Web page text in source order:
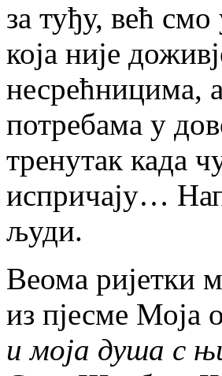
за туђу, већ
која није
несрећницима,
потребама у
тренутак када
испричају…
људи.
Веома ријетки
из пјесме Моја
и моја душа с